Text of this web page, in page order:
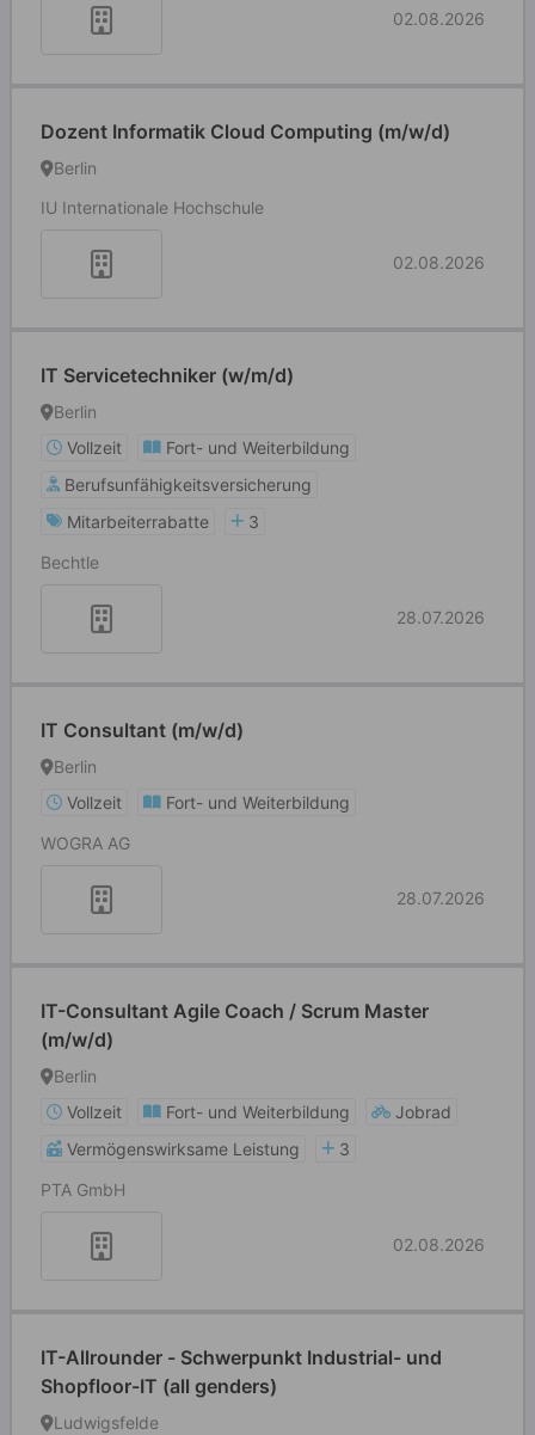
02.08.2026
Dozent Informatik Cloud Computing (m/w/d)
Berlin
IU Internationale Hochschule
02.08.2026
IT Servicetechniker (w/m/d)
Berlin
Vollzeit
Fort- und Weiterbildung
Berufsunfähigkeitsversicherung
Mitarbeiterrabatte
3
Bechtle
28.07.2026
IT Consultant (m/w/d)
Berlin
Vollzeit
Fort- und Weiterbildung
WOGRA AG
28.07.2026
IT-Consultant Agile Coach / Scrum Master
(m/w/d)
Berlin
Vollzeit
Fort- und Weiterbildung
Jobrad
Vermögenswirksame Leistung
3
PTA GmbH
02.08.2026
IT-Allrounder - Schwerpunkt Industrial- und
Shopfloor-IT (all genders)
Ludwigsfelde